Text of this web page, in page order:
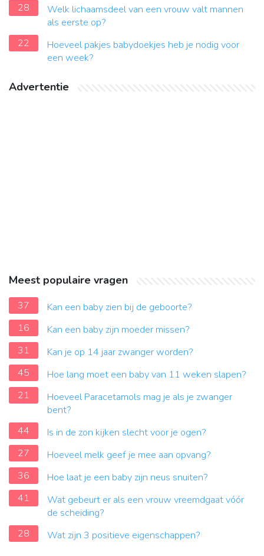
28
Welk lichaamsdeel van een vrouw valt mannen
als eerste op?
22
Hoeveel pakjes babydoekjes heb je nodig voor
een week?
Advertentie
Meest populaire vragen
37
Kan een baby zien bij de geboorte?
16
Kan een baby zijn moeder missen?
31
Kan je op 14 jaar zwanger worden?
45
Hoe lang moet een baby van 11 weken slapen?
21
Hoeveel Paracetamols mag je als je zwanger
bent?
44
Is in de zon kijken slecht voor je ogen?
27
Hoeveel melk geef je mee aan opvang?
36
Hoe laat je een baby zijn neus snuiten?
41
Wat gebeurt er als een vrouw vreemdgaat vóór
de scheiding?
28
Wat zijn 3 positieve eigenschappen?